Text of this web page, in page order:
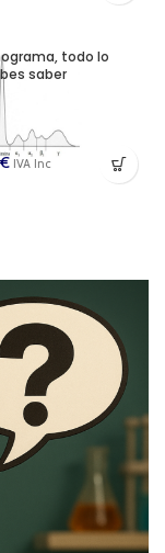
todo lo
saber
€ IVA Inc